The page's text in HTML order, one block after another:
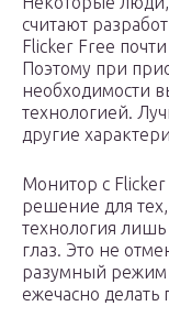
считают
Flicker Free
Поэтому при
необходимости
технологией.
другие
Монитор с
решение для
технология
глаз. Это не
разумный режим
ежечасно